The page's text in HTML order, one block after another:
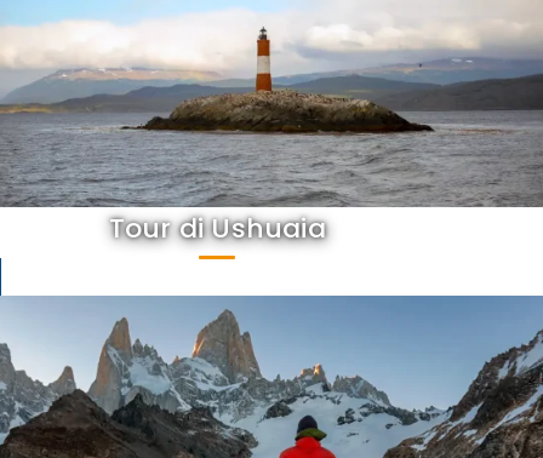
Tour di Ushuaia